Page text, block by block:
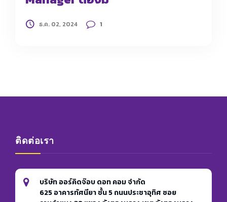
ธ.ค. 02, 2024 1
ติดต่อเรา
บริษัท ออร์คิดจ๊อบ ดอท คอม จำกัด
625 อาคารทัศนียา ชั้น 5 ถนนประชาอุทิศ ซอย